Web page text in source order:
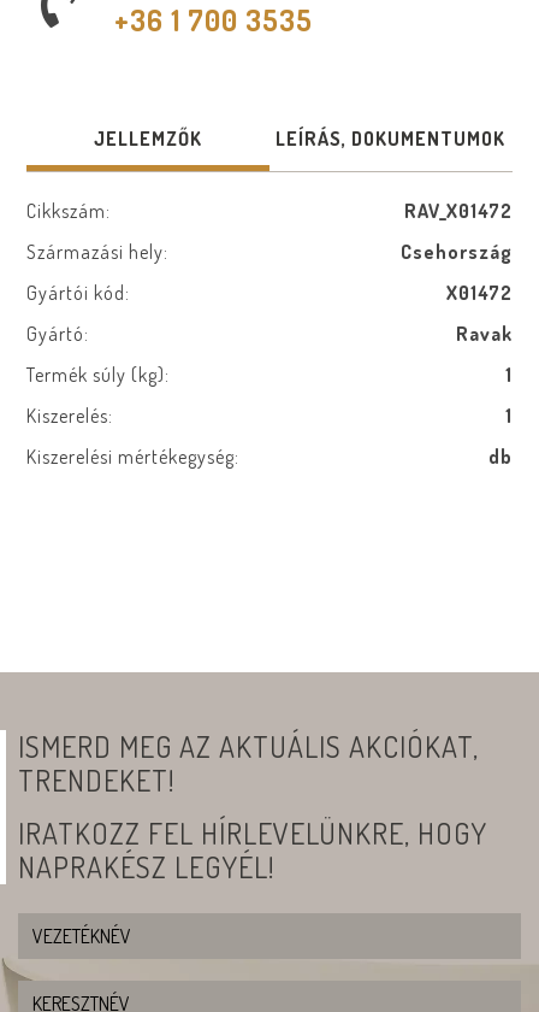
+36 1 700 3535
JELLEMZŐK LEÍRÁS, DOKUMENTUMOK
Cikkszám:
RAV_X01472
Származási hely:
Csehország
Gyártói kód:
X01472
Gyártó:
Ravak
Termék súly (kg):
1
Kiszerelés:
1
Kiszerelési mértékegység:
db
ISMERD MEG AZ AKTUÁLIS AKCIÓKAT,
TRENDEKET!
IRATKOZZ FEL HÍRLEVELÜNKRE, HOGY
NAPRAKÉSZ LEGYÉL!